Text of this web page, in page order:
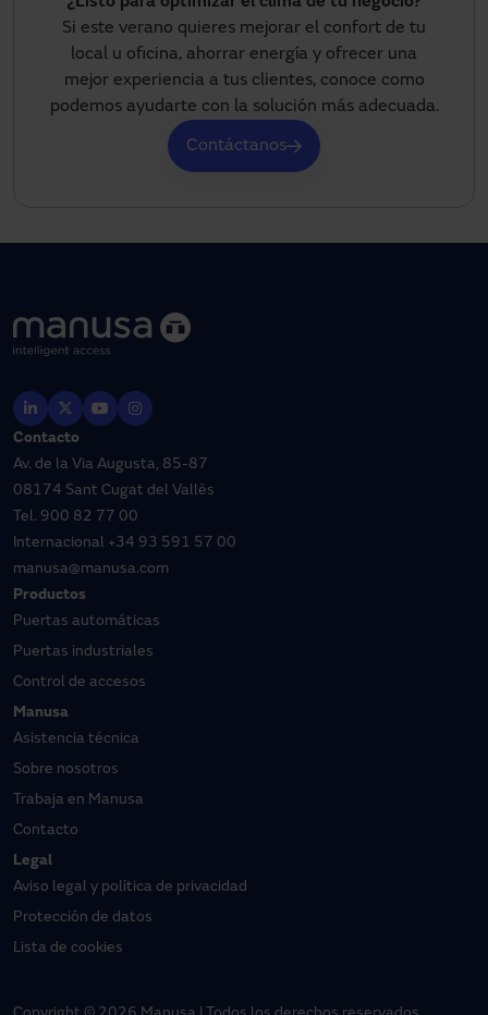
Si este verano quieres mejorar el confort de tu
local u oficina, ahorrar energía y ofrecer una
mejor experiencia a tus clientes, conoce como
podemos ayudarte con la solución más adecuada.
Contáctanos
Contacto
Av. de la Via Augusta, 85-87
08174 Sant Cugat del Vallès
Tel. 900 82 77 00
Internacional +34 93 591 57 00
manusa@manusa.com
Productos
Puertas automáticas
Puertas industriales
Control de accesos
Manusa
Asistencia técnica
Sobre nosotros
Trabaja en Manusa
Contacto
Legal
Aviso legal y política de privacidad
Protección de datos
Lista de cookies